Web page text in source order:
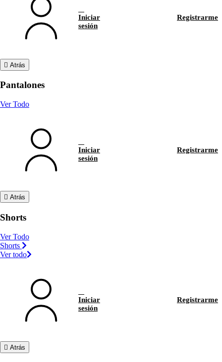
Iniciar
sesión
Registrarme
Atrás
Pantalones
Ver Todo
Iniciar
sesión
Registrarme
Atrás
Shorts
Ver Todo
Shorts
Ver todo
Iniciar
sesión
Registrarme
Atrás